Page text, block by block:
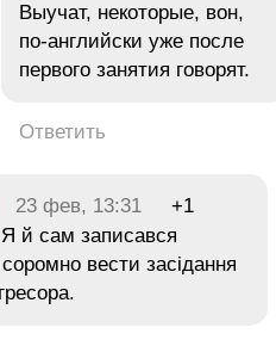
Выучат, некоторые, вон,
по-английски уже после
первого занятия говорят.
Ответить
23 фев, 13:31
+1
й сам записався
вести засідання